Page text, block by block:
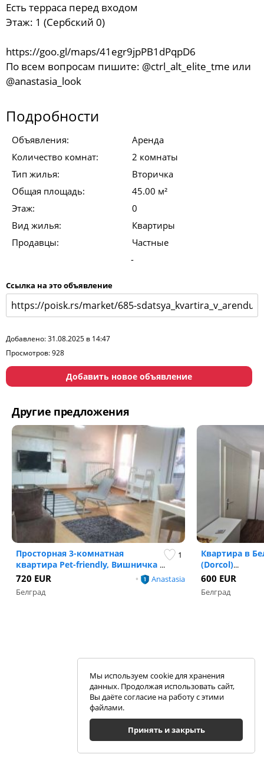
Есть терраса перед входом
Этаж: 1 (Сербский 0)
https://goo.gl/maps/41egr9jpPB1dPqpD6
По всем вопросам пишите: @ctrl_alt_elite_tme или
@anastasia_look
Подробности
Объявления:
Аренда
Количество комнат:
2 комнаты
Тип жилья:
Вторичка
Общая площадь:
45.00 м²
Этаж:
0
Вид жилья:
Квартиры
Продавцы:
Частные
-
Ссылка на это объявление
Добавлено: 31.08.2025 в 14:47
Просмотров: 928
Добавить новое объявление
Другие предложения
1
Просторная 3-комнатная
квартира Pet-friendly, Вишничка ...
•
Anastasia
720 EUR
Белград
Квартира в
(Dorcol)...
600 EUR
Белград
Мы используем cookie для хранения
данных. Продолжая использовать сайт,
Вы даёте согласие на работу с этими
файлами.
Принять и закрыть